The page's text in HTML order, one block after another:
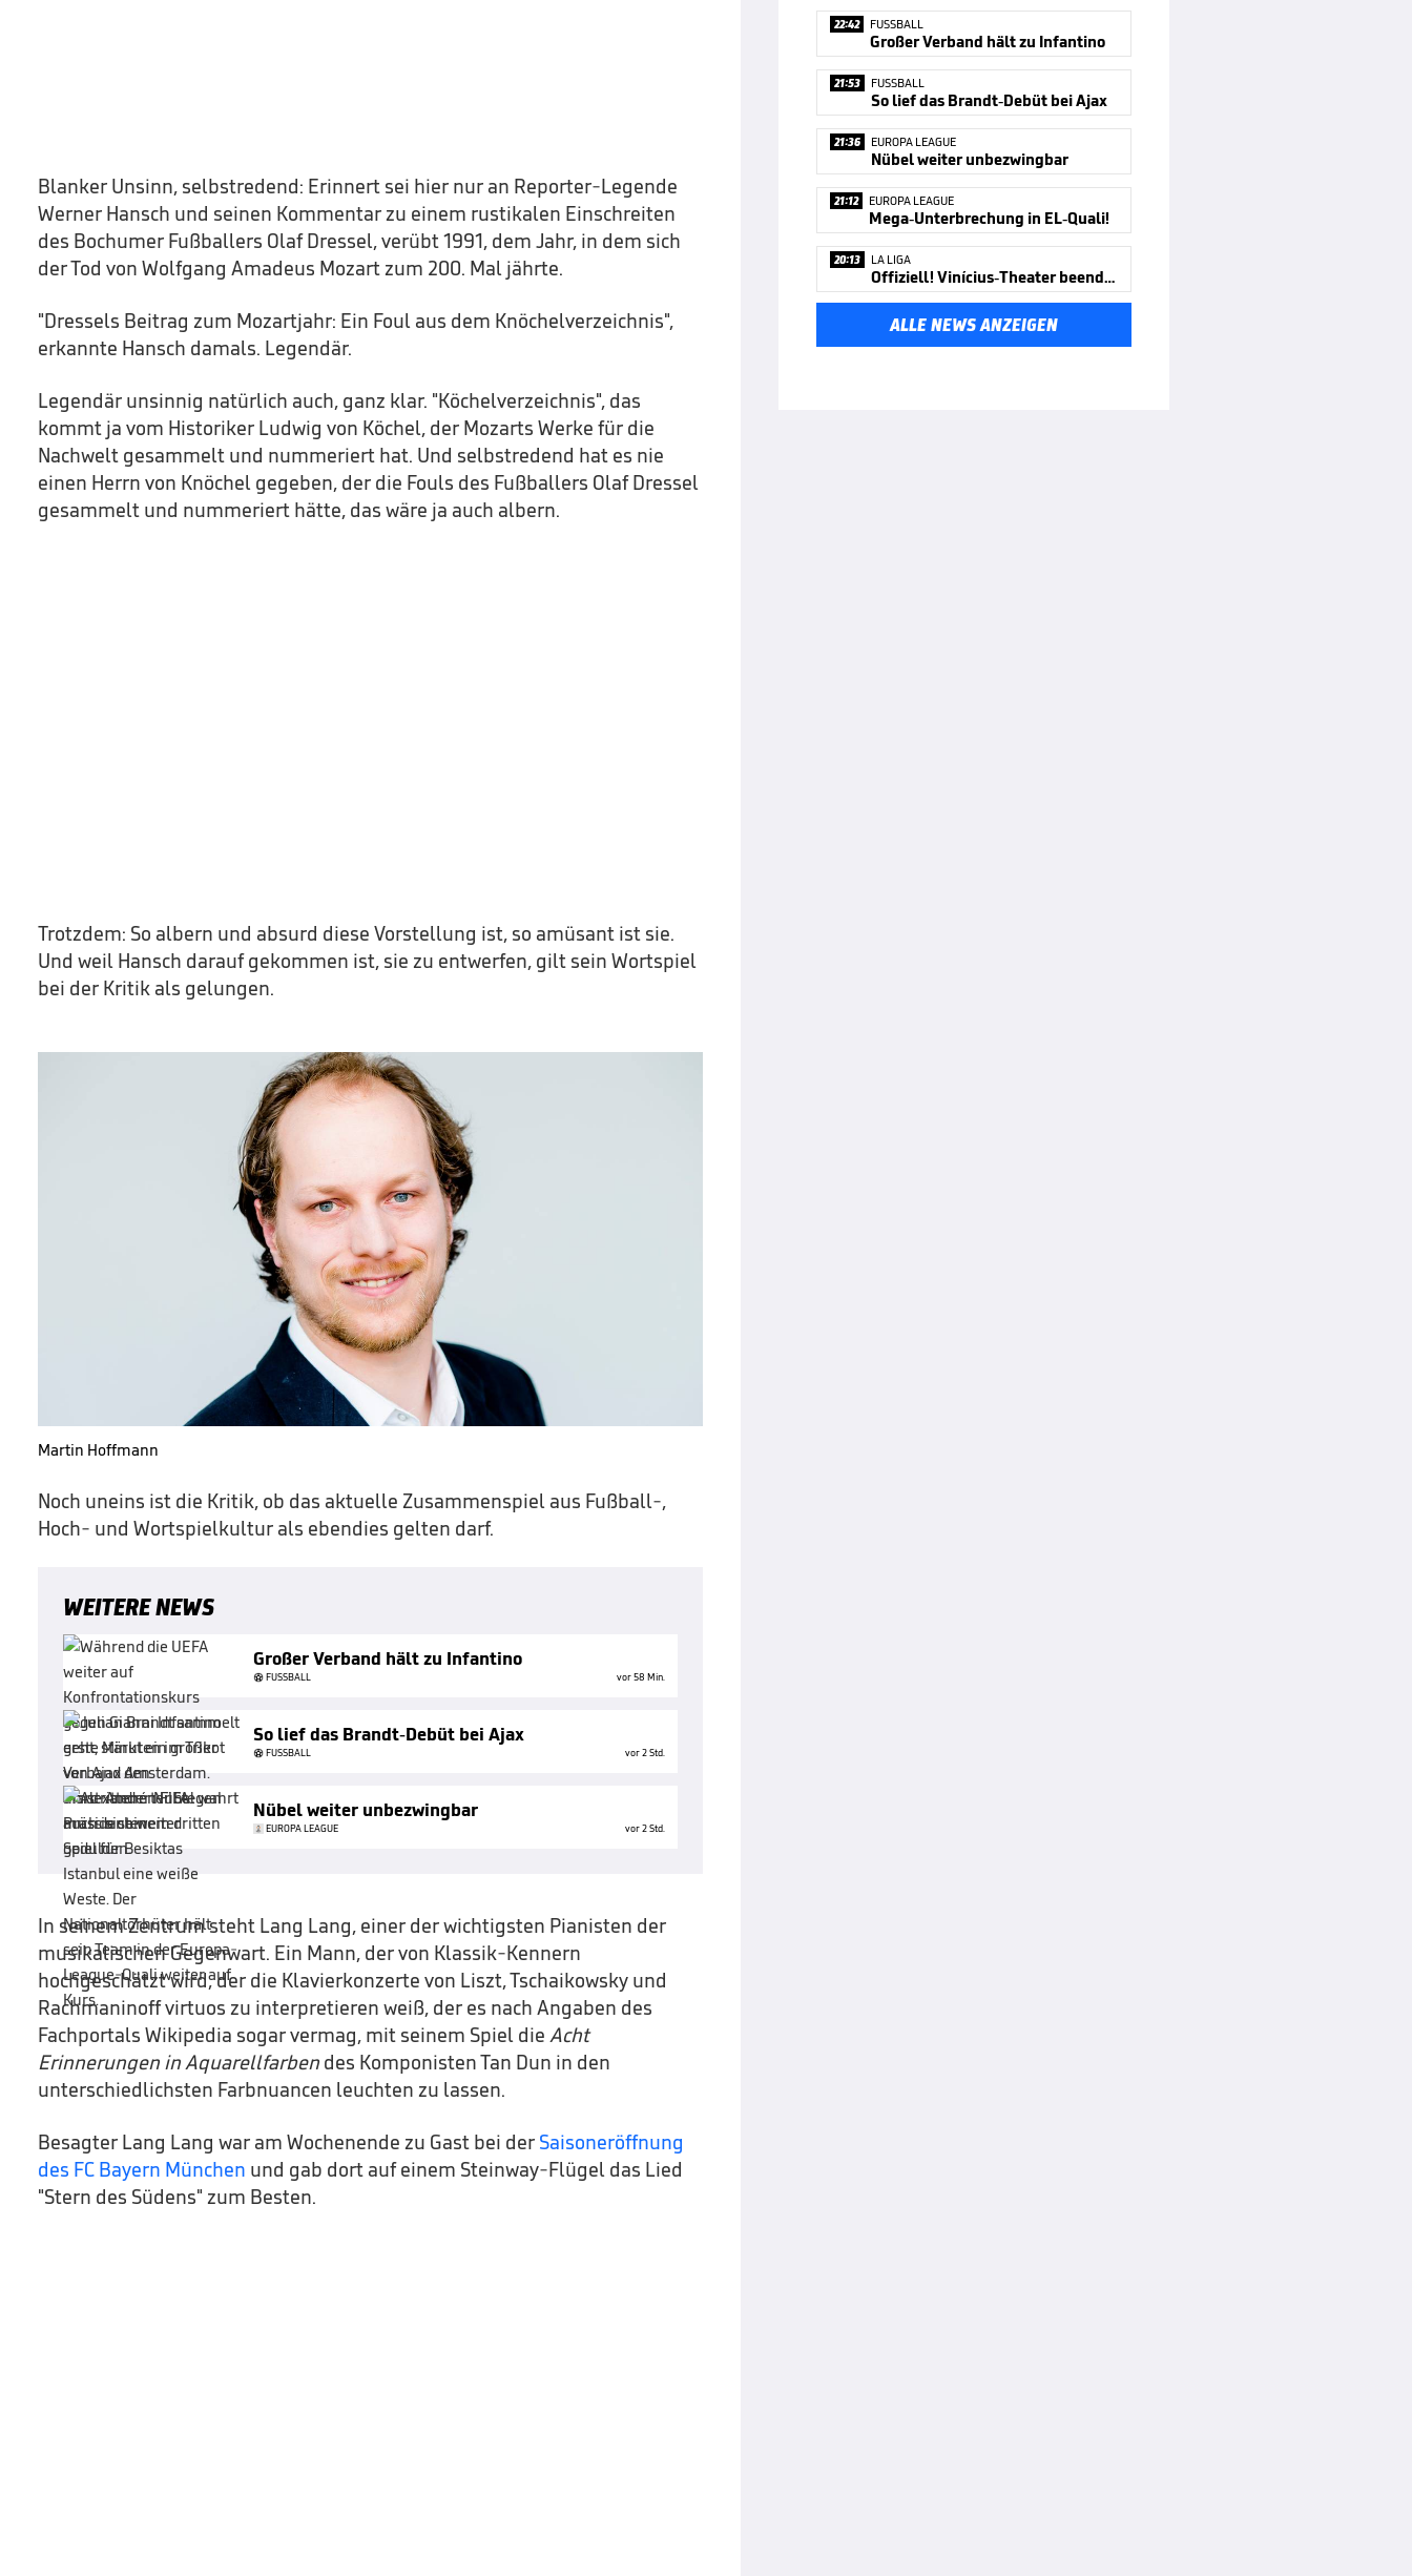
Blanker Unsinn, selbstredend: Erinnert sei hier nur an Reporter-Legende
Werner Hansch und seinen Kommentar zu einem rustikalen Einschreiten
des Bochumer Fußballers Olaf Dressel, verübt 1991, dem Jahr, in dem sich
der Tod von Wolfgang Amadeus Mozart zum 200. Mal jährte.
"Dressels Beitrag zum Mozartjahr: Ein Foul aus dem Knöchelverzeichnis",
erkannte Hansch damals. Legendär.
Legendär unsinnig natürlich auch, ganz klar. "Köchelverzeichnis", das
kommt ja vom Historiker Ludwig von Köchel, der Mozarts Werke für die
Nachwelt gesammelt und nummeriert hat. Und selbstredend hat es nie
einen Herrn von Knöchel gegeben, der die Fouls des Fußballers Olaf Dressel
gesammelt und nummeriert hätte, das wäre ja auch albern.
Trotzdem: So albern und absurd diese Vorstellung ist, so amüsant ist sie.
Und weil Hansch darauf gekommen ist, sie zu entwerfen, gilt sein Wortspiel
bei der Kritik als gelungen.
Martin Hoffmann
Noch uneins ist die Kritik, ob das aktuelle Zusammenspiel aus Fußball-,
Hoch- und Wortspielkultur als ebendies gelten darf.
WEITERE NEWS
Großer Verband hält zu Infantino
FUSSBALL vor 58 Min.
So lief das Brandt-Debüt bei Ajax
FUSSBALL vor 2 Std.
Nübel weiter unbezwingbar
EUROPA LEAGUE vor 2 Std.
In seinem Zentrum steht Lang Lang, einer der wichtigsten Pianisten der
musikalischen Gegenwart. Ein Mann, der von Klassik-Kennern
hochgeschätzt wird, der die Klavierkonzerte von Liszt, Tschaikowsky und
Rachmaninoff virtuos zu interpretieren weiß, der es nach Angaben des
Fachportals Wikipedia sogar vermag, mit seinem Spiel die Acht
Erinnerungen in Aquarellfarben des Komponisten Tan Dun in den
unterschiedlichsten Farbnuancen leuchten zu lassen.
Besagter Lang Lang war am Wochenende zu Gast bei der Saisoneröffnung
des FC Bayern München und gab dort auf einem Steinway-Flügel das Lied
"Stern des Südens" zum Besten.
22:42 FUSSBALL
Großer Verband hält zu Infantino
21:53 FUSSBALL
So lief das Brandt-Debüt bei Ajax
21:36 EUROPA LEAGUE
Nübel weiter unbezwingbar
21:12 EUROPA LEAGUE
Mega-Unterbrechung in EL-Quali!
20:13 LA LIGA
Offiziell! Vinícius-Theater beendet
ALLE NEWS ANZEIGEN